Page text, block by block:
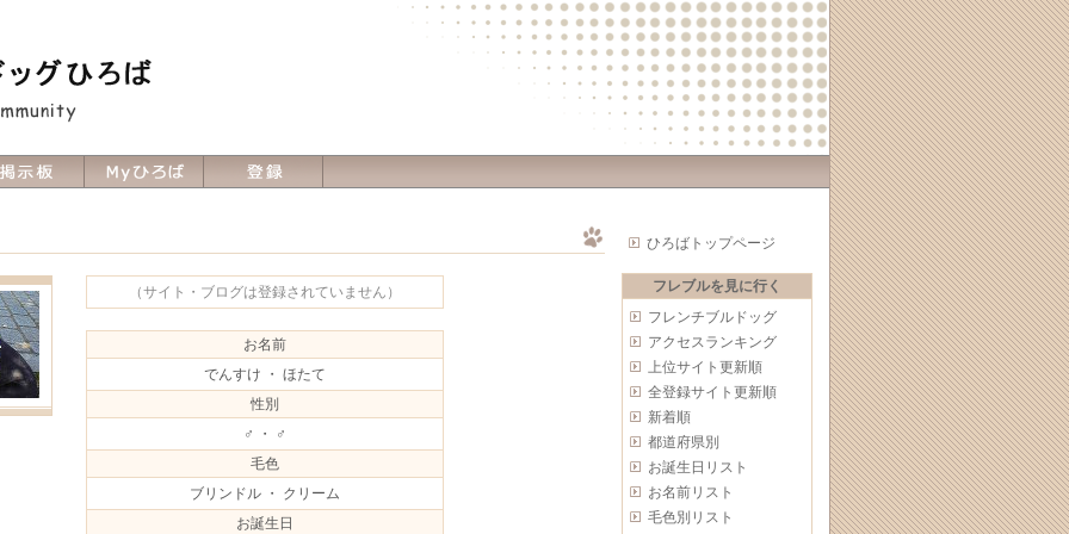
ひろばトップページ
フレブルを見に行く
フレンチブルドッグ
アクセスランキング
上位サイト更新順
全登録サイト更新順
新着順
都道府県別
お誕生日リスト
お名前リスト
毛色別リスト
（サイト・ブログは登録されていません）
お名前
でんすけ ・ ほたて
性別
♂ ・ ♂
毛色
ブリンドル ・ クリーム
お誕生日